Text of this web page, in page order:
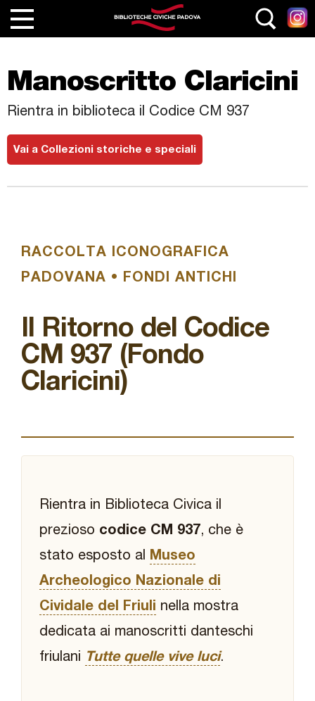
Le Biblioteche
Servizi
Cataloghi
Premi letterari
Novità in biblioteca
Manoscritto Claricini
Rientra in biblioteca il Codice CM 937
Vai a Collezioni storiche e speciali
RACCOLTA ICONOGRAFICA
PADOVANA • FONDI ANTICHI
Il Ritorno del Codice
CM 937 (Fondo
Claricini)
Rientra in Biblioteca Civica il
prezioso codice CM 937, che è
stato esposto al Museo
Archeologico Nazionale di
Cividale del Friuli nella mostra
dedicata ai manoscritti danteschi
friulani Tutte quelle vive luci.